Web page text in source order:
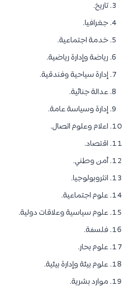
تاريخ.
جغرافيا.
خدمة اجتماعية.
رياضة وإدارة رياضية.
إدارة سياحية وفندقية.
​عدالة جنائية.
​إدارة وسياسة عامة.
​اعلام وعلوم اتصال.
اقتصاد.
أمن وطني.
​انثروبولوجيا.
​علوم اجتماعية.
​​علوم سياسية وعلاقات دولية.
فلسفة.
علوم بحار.
​علوم بيئة وإدارة بيئية.
موارد بشرية.